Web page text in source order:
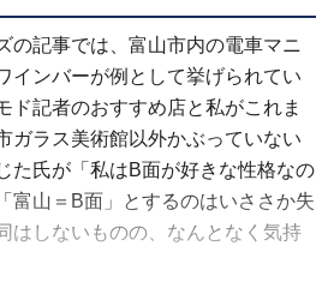
の記事では、富山市内の電車マニ
インバーが例として挙げられてい
ド記者のおすすめ店と私がこれま
ガラス美術館以外かぶっていない
た氏が「私はB面が好きな性格なの
富山＝B面」とするのはいささか失
はしないものの、なんとなく気持